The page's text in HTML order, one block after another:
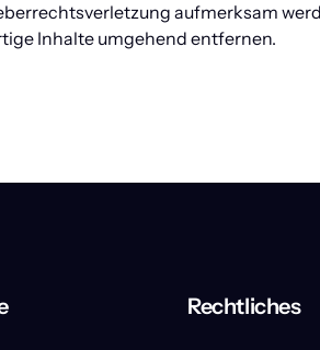
aufmerksam
Inhalte umgehend entfernen.
Rechtliches